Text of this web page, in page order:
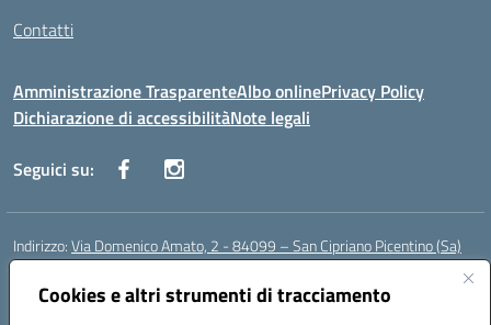
Cookies e altri strumenti di tracciamento
Contatti
Amministrazione TrasparenteAlbo onlinePrivacy Policy
Dichiarazione di accessibilitàNote legali
Seguici su:
Indirizzo:Via Domenico Amato, 2 - 84099 – San Cipriano Picentino (Sa)
Centralino:
Posta elettronica certificata (PEC):saic87700c@pec.istruzione.it